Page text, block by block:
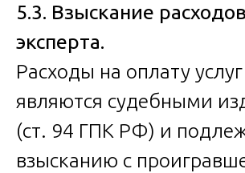
5.3. Взыскание
эксперта.
Расходы на оплату
являются судебными
(ст. 94 ГПК РФ) и
взысканию с